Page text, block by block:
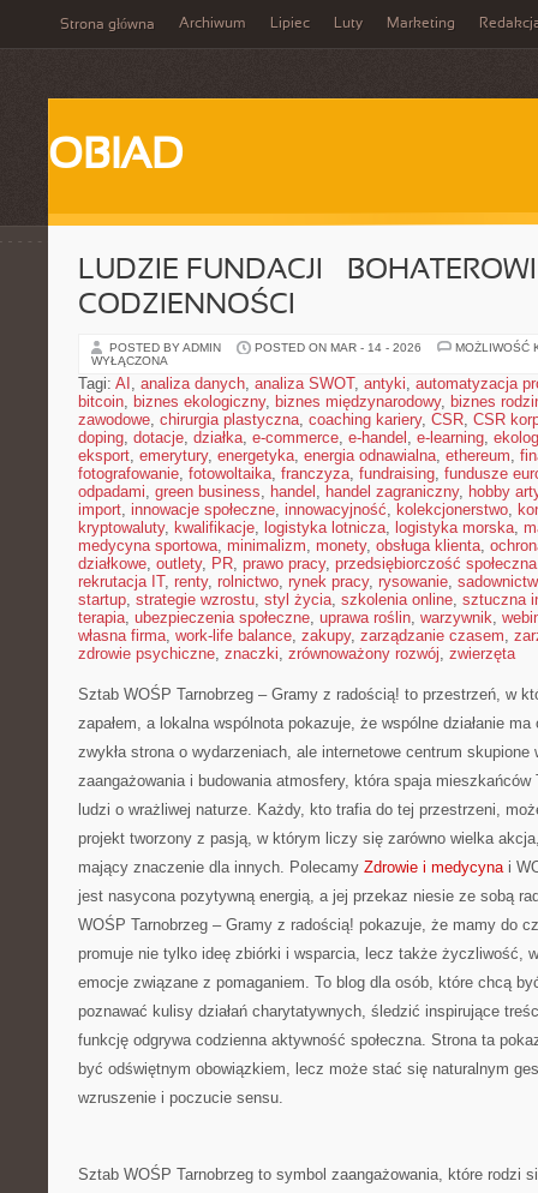
Strona główna Archiwum Lipiec Luty Marketing
OBIAD
LUDZIE FUNDACJI –
CODZIENNOŚCI
POSTED BY ADMIN POSTED ON MAR - 14 - 2026
MOŻLIWOŚĆ
WYŁĄCZONA
Tagi: AI , analiza danych, analiza SWOT, antyki, automatyzacja
bitcoin, biznes ekologiczny, biznes międzynarodowy, biznes
zawodowe, chirurgia plastyczna, coaching kariery, CSR, CSR
doping, dotacje, działka, e-commerce, e-handel , e-learning,
eksport, emerytury, energetyka, energia odnawialna, ethereum,
fotografowanie, fotowoltaika, franczyza, fundraising, fundusze
odpadami, green business, handel , handel zagraniczny, hobby
import, innowacje społeczne, innowacyjność, kolekcjonerstwo,
kryptowaluty, kwalifikacje, logistyka lotnicza, logistyka morska,
medycyna sportowa, minimalizm, monety, obsługa klienta,
działkowe, outlety, PR, prawo pracy, przedsiębiorczość społeczna
rekrutacja IT, renty, rolnictwo, rynek pracy, rysowanie,
startup, strategie wzrostu, styl życia, szkolenia online, sztuczna
terapia, ubezpieczenia społeczne, uprawa roślin, warzywnik,
własna firma, work-life balance, zakupy, zarządzanie czasem,
zdrowie psychiczne, znaczki, zrównoważony rozwój, zwierzęta
Sztab WOŚP Tarnobrzeg – Gramy z radością! to przestrzeń, w
zapałem, a lokalna wspólnota pokazuje, że wspólne działanie
zwykła strona o wydarzeniach, ale internetowe centrum skupione
zaangażowania i budowania atmosfery, która spaja
ludzi o wrażliwej naturze. Każdy, kto trafia do tej przestrzeni,
projekt tworzony z pasją, w którym liczy się zarówno wielka
mający znaczenie dla innych. Polecamy Zdrowie i medycynai
jest nasycona pozytywną energią, a jej przekaz niesie ze sobą
WOŚP Tarnobrzeg – Gramy z radością! pokazuje, że mamy do
promuje nie tylko ideę zbiórki i wsparcia, lecz także życzliwość,
emocje związane z pomaganiem. To blog dla osób, które chcą
poznawać kulisy działań charytatywnych, śledzić inspirujące
funkcję odgrywa codzienna aktywność społeczna. Strona ta
być odświętnym obowiązkiem, lecz może stać się naturalnym
wzruszenie i poczucie sensu.
Sztab WOŚP Tarnobrzeg to symbol zaangażowania, które rodzi